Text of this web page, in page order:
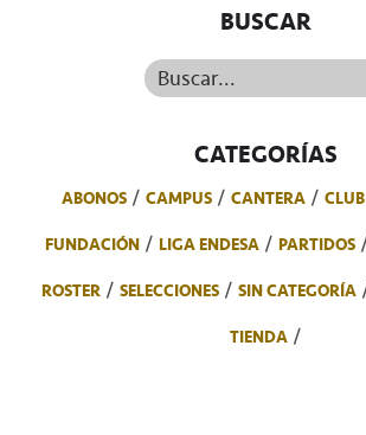
BUSCAR
Buscar...
CATEGORÍAS
ABONOS CAMPUS CANTERA CLUB
FUNDACIÓN
LIGA ENDESA PARTIDOS
ROSTER
SELECCIONES SIN CATEGORÍA
TIENDA